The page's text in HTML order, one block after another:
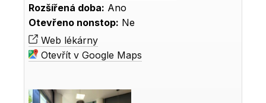
Rozšířená doba: Ano
Otevřeno nonstop: Ne
Web lékárny
Otevřít v Google Maps